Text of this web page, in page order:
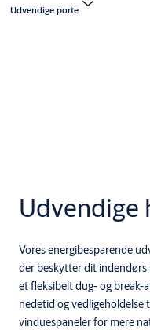
Udvendige porte
Vores energibesparende
der beskytter dit
et fleksibelt dug- og break-
nedetid og vedligeholdelse
vinduespaneler for mere